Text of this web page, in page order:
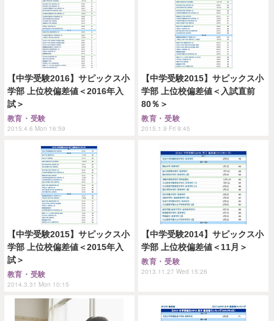
【中学受験2016】サピックス小
学部 上位校偏差値＜2016年入
試＞
教育・受験
2015.4.6 Mon 16:59
【中学受験2015】サピックス小
学部 上位校偏差値＜入試直前
80％＞
教育・受験
2015.1.9 Fri 9:45
【中学受験2015】サピックス小
学部 上位校偏差値＜2015年入
試＞
教育・受験
2014.3.31 Mon 10:15
【中学受験2014】サピックス小
学部 上位校偏差値＜11月＞
教育・受験
2013.11.27 Wed 15:26